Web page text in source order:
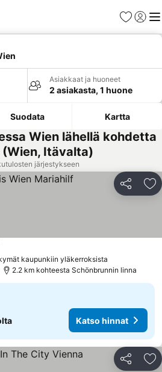
Suosikit
Asiakkaat ja huoneet
2 asiakasta, 1 huone
Suodata Kartta
Wien lähellä kohdetta
Itävalta)
järjestykseen
Jaa
kaupunkiin yläkerroksista
2.2 km kohteesta Schönbrunnin linna
Katso hinnat
Jaa